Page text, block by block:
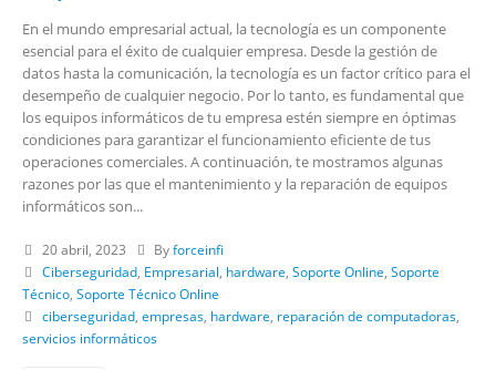
En el mundo empresarial actual, la tecnología es un componente
esencial para el éxito de cualquier empresa. Desde la gestión de
datos hasta la comunicación, la tecnología es un factor crítico para el
desempeño de cualquier negocio. Por lo tanto, es fundamental que
los equipos informáticos de tu empresa estén siempre en óptimas
condiciones para garantizar el funcionamiento eficiente de tus
operaciones comerciales. A continuación, te mostramos algunas
razones por las que el mantenimiento y la reparación de equipos
informáticos son...
20 abril, 2023 Byforceinfi
Ciberseguridad, Empresarial hardware Soporte Online Soporte
Técnico Soporte Técnico Online
ciberseguridad, empresas, hardware reparación de computadoras,
servicios informáticos